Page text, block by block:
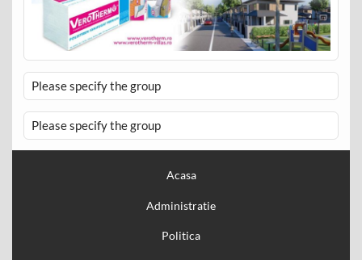
Please specify the group
Please specify the group
Acasa
Administratie
Politica